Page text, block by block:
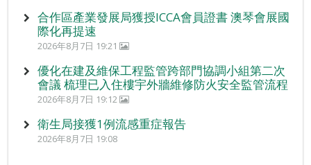
合作區產業發展局獲授ICCA會員證書 澳琴會展國
際化再提速
2026年8月7日 19:21
優化在建及維保工程監管跨部門協調小組第二次
會議 梳理已入住樓宇外牆維修防火安全監管流程
2026年8月7日 19:12
衛生局接獲1例流感重症報告
2026年8月7日 19:08